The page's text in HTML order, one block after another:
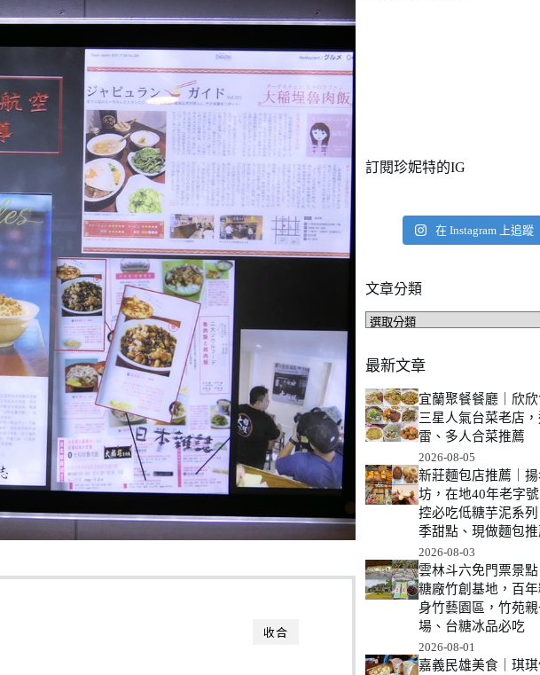
收合
訂閱珍妮特的IG
在 Instagram 上追蹤
文章分類
文
分
類
最新文章
宜蘭聚餐餐廳｜欣欣
三星人氣台菜老店
雷、多人合菜推薦
2026-08-05
新莊麵包店推薦｜
坊，在地40年老字
控必吃低糖芋泥系
季甜點、現做麵包推
2026-08-03
雲林斗六免門票景
糖廠竹創基地，百
身竹藝園區，竹苑
場、台糖冰品必吃
2026-08-01
嘉義民雄美食｜琪